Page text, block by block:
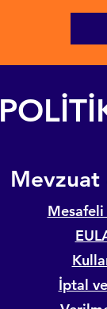
​Mevzuat
Mesafeli
İptal